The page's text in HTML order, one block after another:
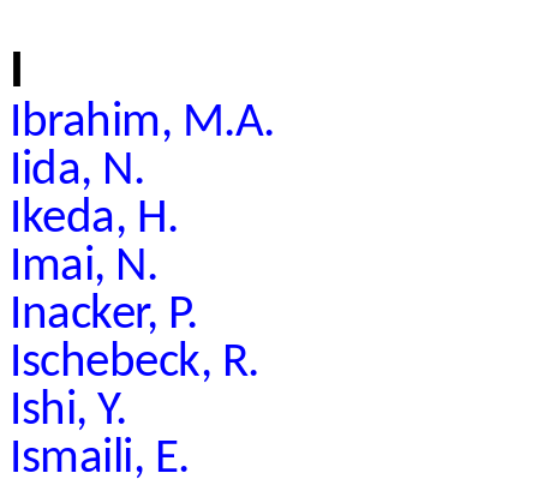
I
Ibrahim, M.A.
Iida, N.
Ikeda, H.
Imai, N.
Inacker, P.
Ischebeck, R.
Ishi, Y.
Ismaili, E.